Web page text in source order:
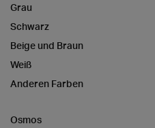
Grau
Schwarz
Beige und Braun
Weiß
Anderen Farben
Osmos